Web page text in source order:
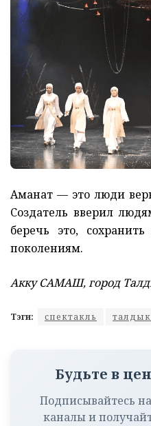
Аманат — это люди
Создатель вверил
беречь это,
поколениям.
Акку САМАШ, город
Тэги: спектакль
Будьте в
Подписывайтесь
каналы и